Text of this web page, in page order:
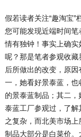
假若读者关注“趣淘宝”
您可能发现近端时间笔
情有独钟！事实上确实
呢？那是笔者参观收藏
后所做出的改变，原因
一，她看好景泰蓝，也
的景泰蓝制品；其二，
泰蓝工厂参观过，了解
之复杂，而北美市场上
制品大部分是白菜价